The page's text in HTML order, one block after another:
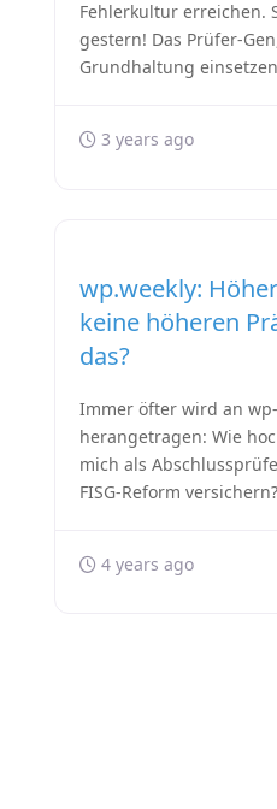
Fehlerkultur erreichen.
gestern! Das Prüfer-
Grundhaltung
3 years ago
wp.weekly:
keine höheren
das?
Immer öfter wird an
herangetragen: Wie
mich als
FISG-Reform
4 years ago